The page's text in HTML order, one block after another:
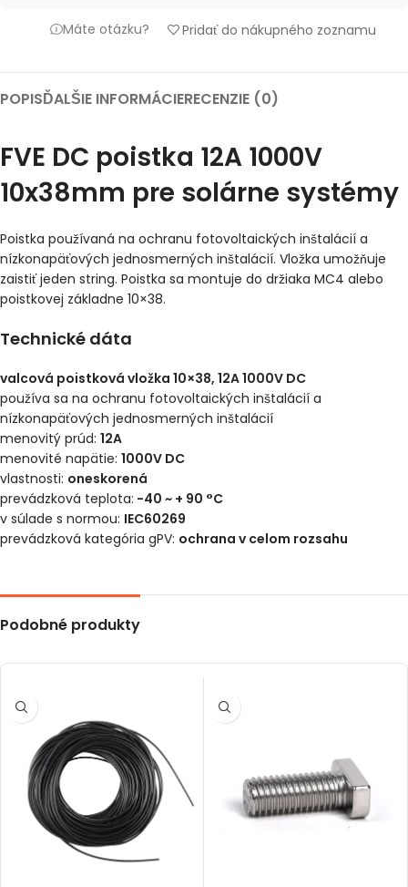
Máte otázku? Pridať do nákupného zoznamu
POPISĎALŠIE INFORMÁCIERECENZIE (0)
FVE DC poistka 12A 1000V
10x38mm pre solárne systémy
Poistka používaná na ochranu fotovoltaických inštalácií a
nízkonapäťových jednosmerných inštalácií. Vložka umožňuje
zaistiť jeden string. Poistka sa montuje do držiaka MC4 alebo
poistkovej základne 10×38.
Technické dáta
valcová poistková vložka 10×38, 12A 1000V DC
používa sa na ochranu fotovoltaických inštalácií a
nízkonapäťových jednosmerných inštalácií
menovitý prúd: 12A
menovité napätie: 1000V DC
vlastnosti: oneskorená
prevádzková teplota: -40 ~ + 90 °C
v súlade s normou: IEC60269
prevádzková kategória gPV: ochrana v celom rozsahu
Podobné produkty